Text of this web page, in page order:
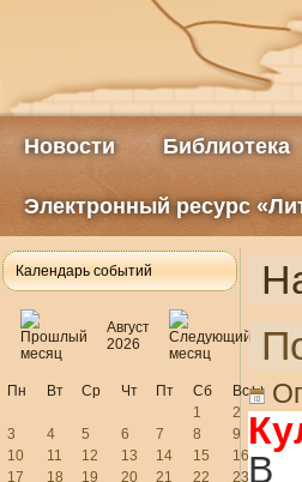
Новости Библиотека
Электронный ресурс
Календарь событий
Август
2026
Пн Вт Ср Чт Пт Сб
Вс
1
2
3
4 5 6 7 8
9
10
11 12 13 14 15
16
17
18 19 20 21 22
23В